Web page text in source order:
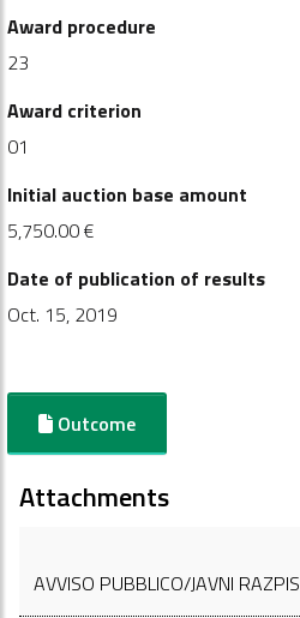
Award procedure
23
Award criterion
01
Initial auction base amount
5,750.00 €
Date of publication of results
Oct. 15, 2019
Outcome
Attachments
AVVISO PUBBLICO/JAVNI RAZPIS